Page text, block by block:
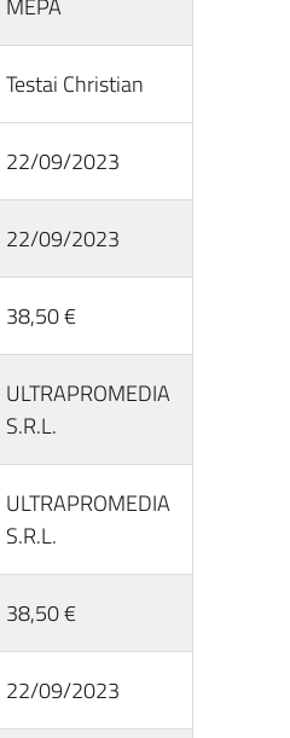
MEPA
Testai Christian
22/09/2023
22/09/2023
38,50 €
ULTRAPROMEDIA
S.R.L.
ULTRAPROMEDIA
S.R.L.
38,50 €
22/09/2023